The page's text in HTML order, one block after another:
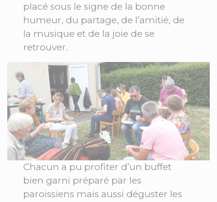
placé sous le signe de la bonne
humeur, du partage, de l’amitié, de
la musique et de la joie de se
retrouver.
Chacun a pu profiter d’un buffet
bien garni préparé par les
paroissiens mais aussi déguster les